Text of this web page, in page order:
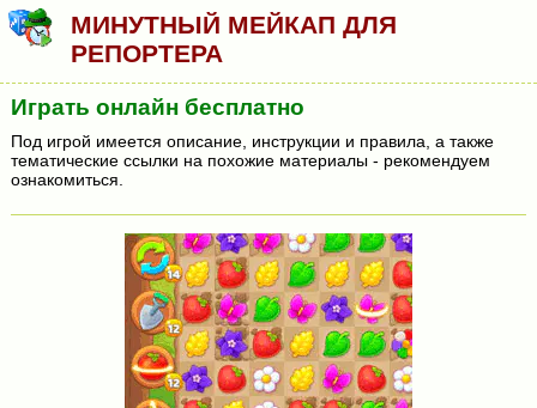
МИНУТНЫЙ МЕЙКАП ДЛЯ
РЕПОРТЕРА
Играть онлайн бесплатно
Под игрой имеется описание, инструкции и правила, а также
тематические ссылки на похожие материалы - рекомендуем
ознакомиться.